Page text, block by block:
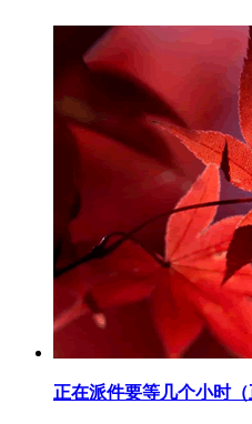
正在派件要等几个小时